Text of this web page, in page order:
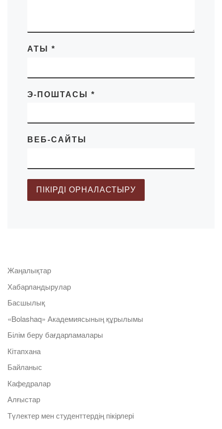
АТЫ *
Э-ПОШТАСЫ *
ВЕБ-САЙТЫ
Жаңалықтар
Хабарландырулар
Басшылық
«Bolashaq» Академиясының құрылымы
Білім беру бағдарламалары
Кітапхана
Байланыс
Кафедралар
Алғыстар
Түлектер мен студенттердің пікірлері